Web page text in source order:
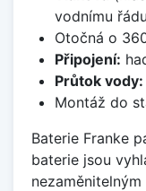
vodnímu
Otočná o
Připojení:
Průtok vody:
Montáž do
Baterie Franke
baterie jsou